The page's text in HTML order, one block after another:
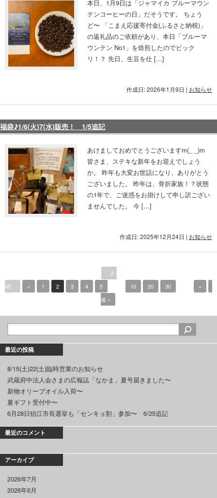
本日、1月9日は「ジャマイカ ブルーマウン
テンコーヒーの日」だそうです。 ちょう
ど〜 「こまえ応援寄付金(ふるさと納税)」
の返礼品のご依頼があり、本日「ブルーマ
ウンテン No1」を焙煎したのでビック
リ！？ 先日、生豆を仕 […]
作成日: 2026年1月9日 | お知らせ
福袋♪1/6(火)7(水)販売！ 1/5追記
あけましておめでとうございますm(_ _)m
皆さま、ステキな新年をお迎えでしょう
か。 昨年も大変お世話になり、ありがとう
ございました。 昨年は、骨折家族！？状態
の1年で、ご迷惑をお掛けして申し訳ござい
ませんでした。 今 […]
作成日: 2025年12月24日 | お知らせ
2 /
69
« 1 2 3 4 5 10 20 30 »
後 »
最近の投稿
8/15(土)22(土)臨時営業のお知らせ
武蔵府中法人会さまの広報誌「なかま」夏号届きました〜
新物オリーブオイル入荷〜
夏ギフト受付中〜
6月28日狛江市長選挙も「センキョ割」参加〜 6/25追記
最近のコメント
アーカイブ
2026年7月
2026年6月